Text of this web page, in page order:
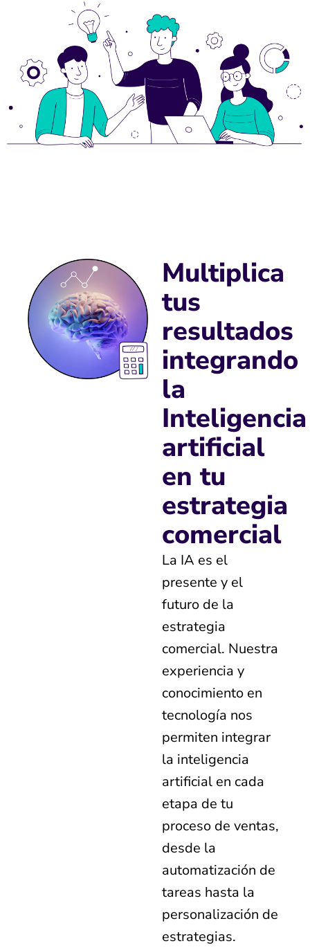
Multiplica
tus
resultados
integrando
la
Inteligencia
artificial
en tu
estrategia
comercial
La IA es el
presente y el
futuro de la
estrategia
comercial. Nuestra
experiencia y
conocimiento en
tecnología nos
permiten integrar
la inteligencia
artificial en cada
etapa de tu
proceso de ventas,
desde la
automatización de
tareas hasta la
personalización de
estrategias.